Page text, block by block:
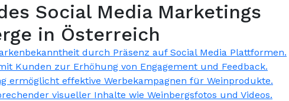
Social Media Marketings
in Österreich
durch Präsenz auf Social Media Plattformen.
Kunden zur Erhöhung von Engagement und Feedback.
ermöglicht effektive Werbekampagnen für Weinprodukte.
visueller Inhalte wie Weinbergsfotos und Videos.